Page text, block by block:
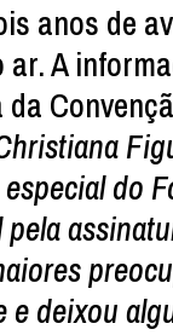
anos de
A
do
deixou